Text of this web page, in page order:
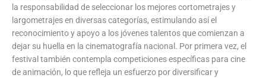
la responsabilidad de seleccionar los mejores cortometrajes y
largometrajes en diversas categorías, estimulando así el
reconocimiento y apoyo a los jóvenes talentos que comienzan a
dejar su huella en la cinematografía nacional. Por primera vez, el
festival también contempla competiciones específicas para cine
de animación, lo que refleja un esfuerzo por diversificar y